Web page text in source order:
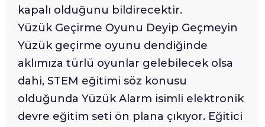
kapalı olduğunu bildirecektir.
Yüzük Geçirme Oyunu Deyip Geçmeyin
Yüzük geçirme oyunu dendiğinde
aklımıza türlü oyunlar gelebilecek olsa
dahi, STEM eğitimi söz konusu
olduğunda Yüzük Alarm isimli elektronik
devre eğitim seti ön plana çıkıyor. Eğitici